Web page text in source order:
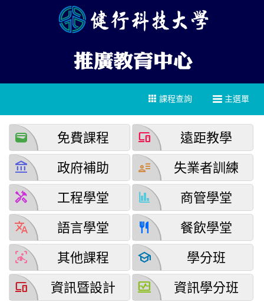
主選單
課程查詢
wallet 免費課程 devices 遠距教學
account_balance 政府補助 user_attributes 失業者訓練
handyman 工程學堂 finance 商管學堂
translate 語言學堂 restaurant 餐飲學堂
detection_and_zone 其他課程 school 學分班
devices 資訊暨設計 browse_activity 資訊學分班